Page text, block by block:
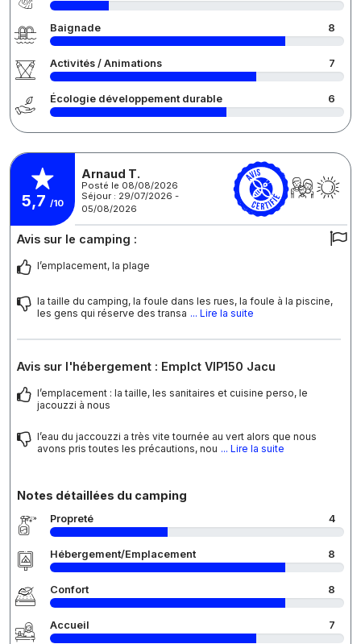
Baignade 8
Activités / Animations 7
Écologie développement durable 6
5,7 /10
Arnaud T.
Posté le 08/08/2026
Séjour : 29/07/2026 -
05/08/2026
Avis sur le camping :
l’emplacement, la plage
la taille du camping, la foule dans les rues, la foule à la piscine,
les gens qui réserve des transa ... Lire la suite
Avis sur l'hébergement : Emplct VIP150 Jacu
l’emplacement : la taille, les sanitaires et cuisine perso, le
jacouzzi à nous
l’eau du jaccouzzi a très vite tournée au vert alors que nous
avons pris toutes les précautions, nou ... Lire la suite
Notes détaillées du camping
Propreté 4
Hébergement/Emplacement 8
Confort 8
Accueil 7